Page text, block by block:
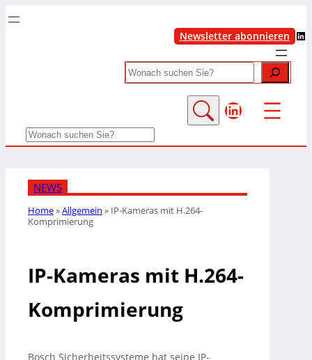
Newsletter abonnieren LinkedIn
Search
LinkedIn
Search
NEWS
Home»Allgemein » IP-Kameras mit H.264-
Komprimierung
IP-Kameras mit H.264-
Komprimierung
Bosch Sicherheitssysteme hat seine IP-